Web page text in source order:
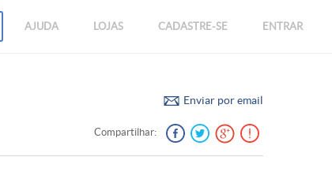
AJUDA LOJAS CADASTRE-SE ENTRAR
Enviar por email
Compartilhar: